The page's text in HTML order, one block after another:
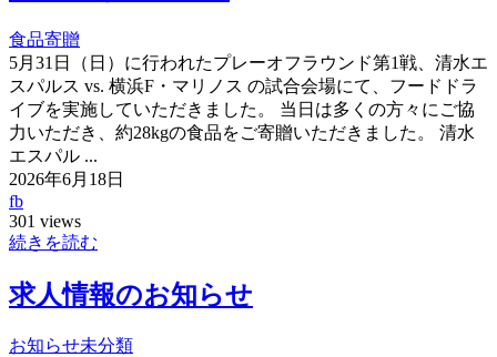
食品寄贈
5月31日（日）に行われたプレーオフラウンド第1戦、清水エ
スパルス vs. 横浜F・マリノス の試合会場にて、フードドラ
イブを実施していただきました。 当日は多くの方々にご協
力いただき、約28kgの食品をご寄贈いただきました。 清水
エスパル ...
2026年6月18日
fb
301 views
続きを読む
求人情報のお知らせ
お知らせ未分類